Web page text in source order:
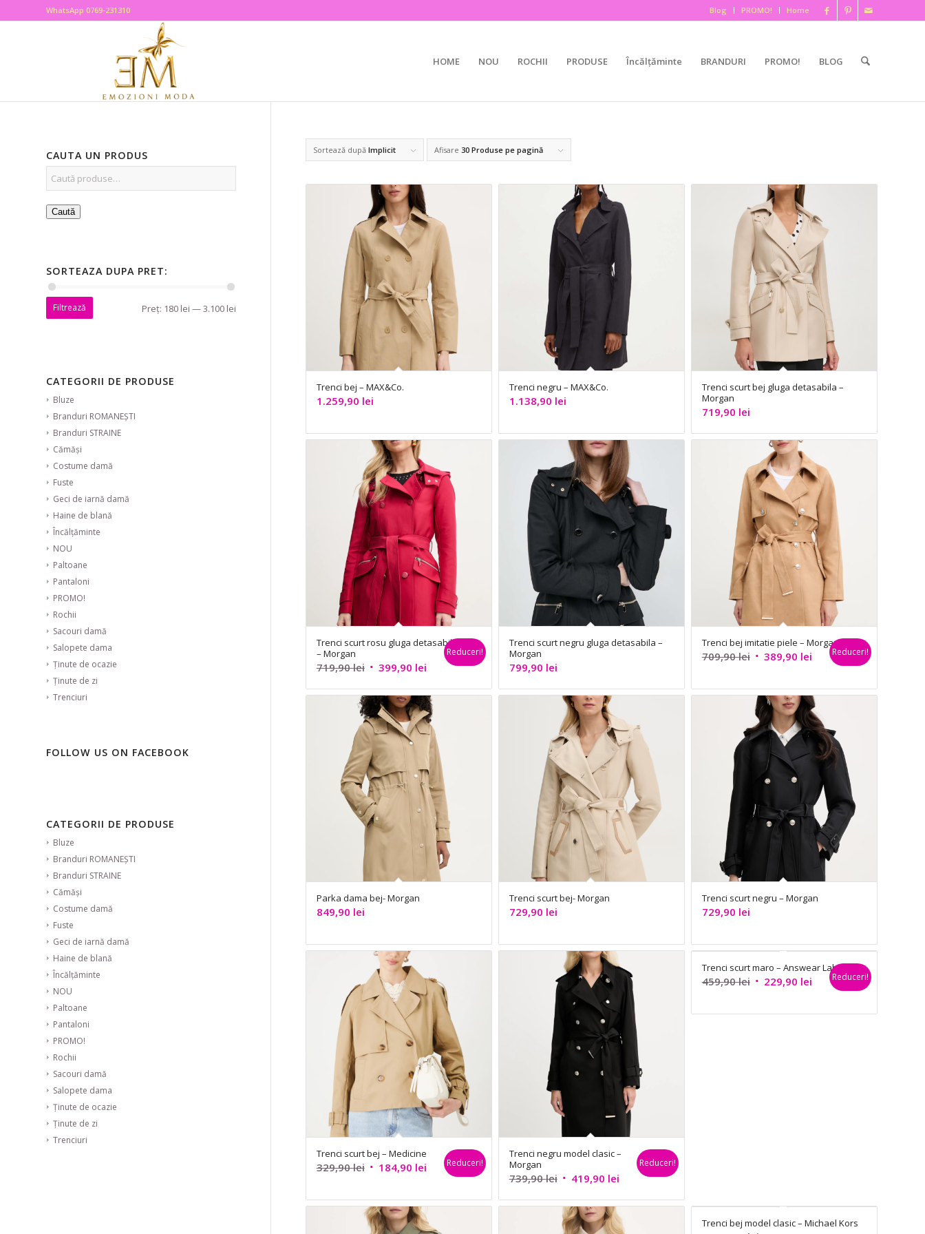
Blog PROMO! Home
WhatsApp 0769-231310
HOME NOU ROCHII PRODUSE Încălțăminte BRANDURI PROMO! BLOG
Sortează după Implicit Afisare 30 Produse pe pagină
Trenci bej – MAX&Co.
1.259,90 lei
Trenci negru – MAX&Co.
1.138,90 lei
Trenci scurt bej gluga detasabila –
Morgan
719,90 lei
Trenci scurt rosu gluga detasabila
– Morgan
719,90lei Prețul
a
fost:
719,90 lei.
399,90 leiPrețul
este:
399,90 lei.
Reduceri!
Trenci scurt negru gluga detasabila –
Morgan
799,90 lei
Trenci bej imitatie piele – Morgan
709,90lei Prețul
a
fost:
709,90 lei.
389,90 leiPrețul
este:
389,90 lei.
Reduceri!
Parka dama bej- Morgan
849,90 lei
Trenci scurt bej- Morgan
729,90 lei
Trenci scurt negru – Morgan
729,90 lei
Trenci scurt bej – Medicine
329,90lei Prețul
a
fost:
184,90 leiPrețul
este:
184,90 lei.
Reduceri!
Trenci negru model clasic –
Morgan
739,90lei Prețul
a
fost:
419,90 leiPrețul
este:
419,90 lei.
Reduceri!
Trenci scurt maro – Answear Lab
459,90lei Prețul
a
229,90 leiPrețul
este:
Reduceri!
Trenci bej model clasic – Michael Kors
CAUTA UN PRODUS
Caută
SORTEAZA DUPA PRET:
Filtrează Preț: 180 lei —3.100 lei
CATEGORII DE PRODUSE
Bluze
Branduri ROMANEȘTI
Branduri STRAINE
Cămăși
Costume damă
Fuste
Geci de iarnă damă
Haine de blană
Încălțăminte
NOU
Paltoane
Pantaloni
PROMO!
Rochii
Sacouri damă
Salopete dama
Ținute de ocazie
Ținute de zi
Trenciuri
FOLLOW US ON FACEBOOK
CATEGORII DE PRODUSE
Bluze
Branduri ROMANEȘTI
Branduri STRAINE
Cămăși
Costume damă
Fuste
Geci de iarnă damă
Haine de blană
Încălțăminte
NOU
Paltoane
Pantaloni
PROMO!
Rochii
Sacouri damă
Salopete dama
Ținute de ocazie
Ținute de zi
Trenciuri